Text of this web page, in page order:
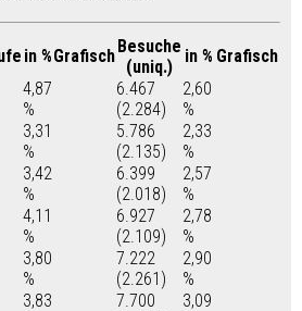
in %GrafischBesuche
(uniq.)
in % Grafisch
4,87
%
6.467
(2.284)
2,60
%
3,31
%
5.786
(2.135)
2,33
%
3,42
%
6.399
(2.018)
2,57
%
4,11
%
6.927
(2.109)
2,78
%
3,80
%
7.222
(2.261)
2,90
%
3,83
7.700
3,09